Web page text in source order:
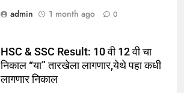
admin
1 month ago 0
HSC & SSC Result: 10 वी 12 वी चा
निकाल “या” तारखेला लागणार,येथे पहा कधी
लागणार निकाल